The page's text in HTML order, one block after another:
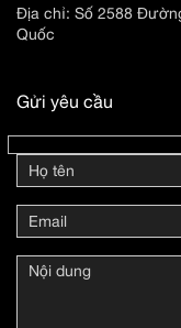
Địa chỉ: Số 2588
Quốc
Gửi yêu cầu